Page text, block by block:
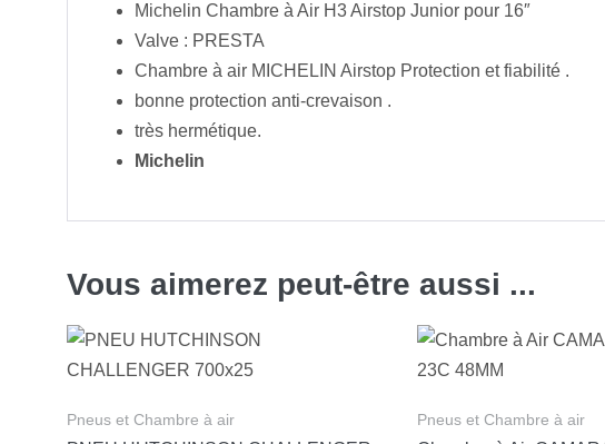
Michelin Chambre à Air H3 Airstop Junior pour 16″
Valve : PRESTA
Chambre à air MICHELIN Airstop Protection et fiabilité .
bonne protection anti-crevaison .
très hermétique.
Michelin
Vous aimerez peut-être aussi ...
Pneus et Chambre à air Pneus et Chambre à air